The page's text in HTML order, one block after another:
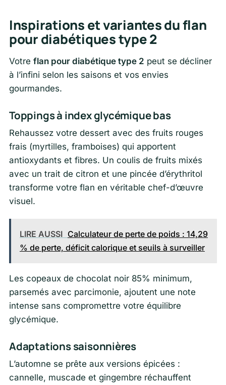
Inspirations et variantes du flan
pour diabétiques type 2
Votre flan pour diabétique type 2 peut se décliner
à l’infini selon les saisons et vos envies
gourmandes.
Toppings à index glycémique bas
Rehaussez votre dessert avec des fruits rouges
frais (myrtilles, framboises) qui apportent
antioxydants et fibres. Un coulis de fruits mixés
avec un trait de citron et une pincée d’érythritol
transforme votre flan en véritable chef-d’œuvre
visuel.
LIRE AUSSI Calculateur de perte de poids : 14,29
% de perte, déficit calorique et seuils à surveiller
Les copeaux de chocolat noir 85% minimum,
parsemés avec parcimonie, ajoutent une note
intense sans compromettre votre équilibre
glycémique.
Adaptations saisonnières
L’automne se prête aux versions épicées :
cannelle, muscade et gingembre réchauffent